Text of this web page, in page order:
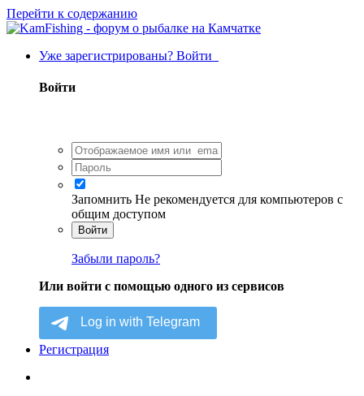
Перейти к содержанию
Уже зарегистрированы? Войти
Войти
Запомнить Не рекомендуется для компьютеров с
общим доступом
Войти
Забыли пароль?
Или войти с помощью одного из сервисов
Регистрация